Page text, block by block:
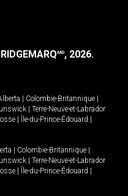
MD, 2026.
Colombie-Britannique
Terre-Neuve-et-Labrador
Île-du-Prince-Édouard
Colombie-Britannique
Terre-Neuve-et-Labrador
Île-du-Prince-Édouard